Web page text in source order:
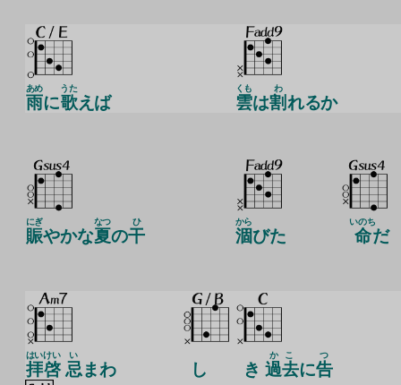
雨
あめ
に歌
うた
えば 雲
くも
は割
わ
れるか
賑
にぎ
やかな夏
なつ
の干
ひ
涸
から
びた 命
いのち
だ
拝
はい
啓
けい
忌
い
まわ し き 過去
かこ
に告
つ